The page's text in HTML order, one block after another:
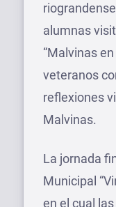
alumnas
“Malvinas
veteranos
reflexiones
Malvinas.
La jornada
Municipal
en el cual